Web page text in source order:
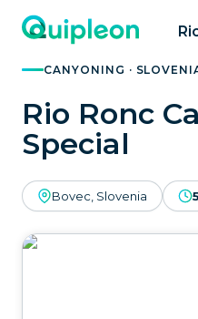
CANYONING ·
Rio Ronc
Special
Bovec, Slovenia